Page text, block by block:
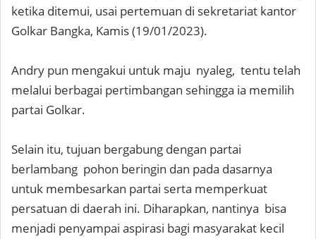
ketika ditemui, usai pertemuan di sekretariat kantor
Golkar Bangka, Kamis (19/01/2023).
Andry pun mengakui untuk maju nyaleg, tentu telah
melalui berbagai pertimbangan sehingga ia memilih
partai Golkar.
Selain itu, tujuan bergabung dengan partai
berlambang pohon beringin dan pada dasarnya
untuk membesarkan partai serta memperkuat
persatuan di daerah ini. Diharapkan, nantinya bisa
menjadi penyampai aspirasi bagi masyarakat kecil